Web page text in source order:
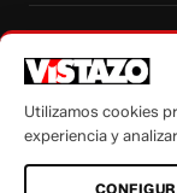
autorización escrita de
Utilizamos cookies
experiencia y